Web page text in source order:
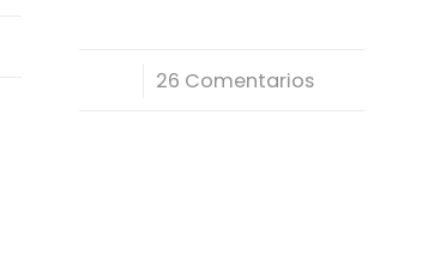
26 Comentarios